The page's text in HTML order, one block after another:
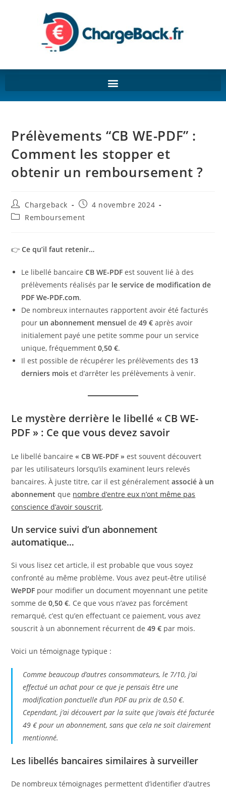
Prélèvements “CB WE-PDF” :
Comment les stopper et
obtenir un remboursement ?
Chargeback
4 novembre 2024
Remboursement
👉Ce qu’il faut retenir…
Le libellé bancaireCB WE-PDF est souvent lié à des
prélèvements réalisés par le service de modification de
PDF We-PDF.com.
De nombreux internautes rapportent avoir été facturés
pour un abonnement mensuel de49 € après avoir
initialement payé une petite somme pour un service
unique, fréquemment0,50 €.
Il est possible de récupérer les prélèvements des 13
derniers mois et d’arrêter les prélèvements à venir.
Le mystère derrière le libellé « CB WE-
PDF » : Ce que vous devez savoir
Le libellé bancaire« CB WE-PDF » est souvent découvert
par les utilisateurs lorsqu’ils examinent leurs relevés
bancaires. À juste titre, car il est généralementassocié à un
abonnement que nombre d’entre eux n’ont même pas
conscience d’avoir souscrit.
Un service suivi d’un abonnement
automatique…
Si vous lisez cet article, il est probable que vous soyez
confronté au même problème. Vous avez peut-être utilisé
WePDF pour modifier un document moyennant une petite
somme de0,50 €. Ce que vous n’avez pas forcément
remarqué, c’est qu’en effectuant ce paiement, vous avez
souscrit à un abonnement récurrent de49 € par mois.
Voici un témoignage typique :
Comme beaucoup d’autres consommateurs, le 7/10, j’ai
effectué un achat pour ce que je pensais être une
modification ponctuelle d’un PDF au prix de 0,50 €.
Cependant, j’ai découvert par la suite que j’avais été facturée
49 € pour un abonnement, sans que cela ne soit clairement
mentionné.
Les libellés bancaires similaires à surveiller
De nombreux témoignages permettent d’identifier d’autres